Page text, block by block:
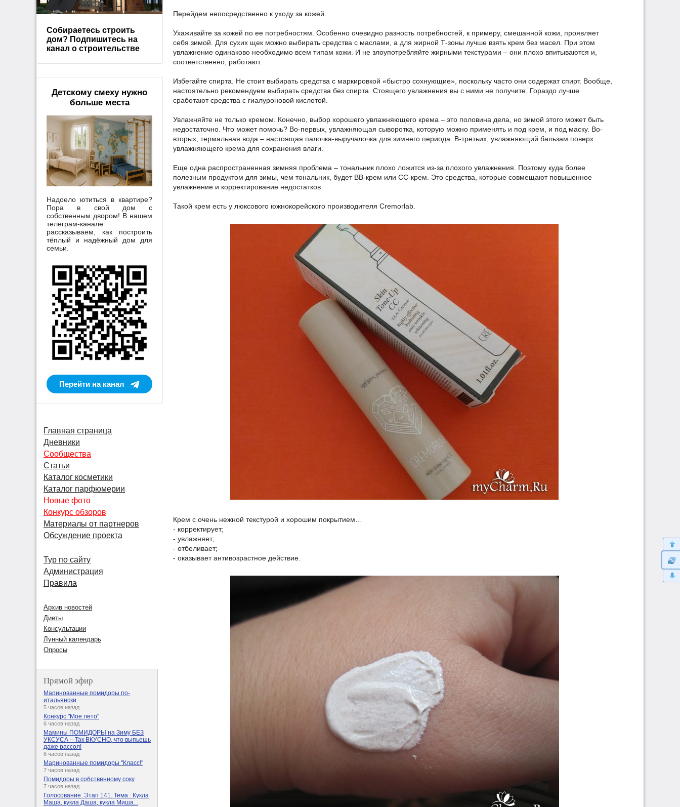
Перейдем непосредственно к уходу за кожей.
Ухаживайте за кожей по ее потребностям. Особенно очевидно разность потребностей, к примеру, смешанной кожи, проявляет
себя зимой. Для сухих щек можно выбирать средства с маслами, а для жирной Т-зоны лучше взять крем без масел. При этом
увлажнение одинаково необходимо всем типам кожи. И не злоупотребляйте жирными текстурами – они плохо впитываются и,
соответственно, работают.
Избегайте спирта. Не стоит выбирать средства с маркировкой «быстро сохнующие», поскольку часто они содержат спирт. Вообще,
настоятельно рекомендуем выбирать средства без спирта. Стоящего увлажнения вы с ними не получите. Гораздо лучше
сработают средства с гиалуроновой кислотой.
Увлажняйте не только кремом. Конечно, выбор хорошего увлажняющего крема – это половина дела, но зимой этого может быть
недостаточно. Что может помочь? Во-первых, увлажняющая сыворотка, которую можно применять и под крем, и под маску. Во-
вторых, термальная вода – настоящая палочка-выручалочка для зимнего периода. В-третьих, увлажняющий бальзам поверх
увлажняющего крема для сохранения влаги.
Еще одна распространенная зимняя проблема – тональник плохо ложится из-за плохого увлажнения. Поэтому куда более
полезным продуктом для зимы, чем тональник, будет ВВ-крем или СС-крем. Это средства, которые совмещают повышенное
увлажнение и корректирование недостатков.
Такой крем есть у люксового южнокорейского производителя Cremorlab.
Крем с очень нежной текстурой и хорошим покрытием…
- корректирует;
- увлажняет;
- отбеливает;
- оказывает антивозрастное действие.
Собираетесь строить
дом? Подпишитесь на
канал о строительстве
Детскому смеху нужно
больше места
Надоело ютиться в квартире?
Пора в свой дом с
собственным двором! В нашем
телеграм-канале
рассказываем, как построить
тёплый и надёжный дом для
семьи.
Перейти на канал
Главная страница
Дневники
Сообщества
Статьи
Каталог косметики
Каталог парфюмерии
Новые фото
Конкурс обзоров
Материалы от партнеров
Обсуждение проекта
Тур по сайту
Администрация
Правила
Архив новостей
Диеты
Консультации
Лунный календарь
Опросы
Прямой эфир
Маринованные помидоры по-
итальянски
5 часов назад
Конкурс "Мое лето"
6 часов назад
Мамины ПОМИДОРЫ на Зиму БЕЗ
УКСУСА – Так ВКУСНО, что выпьешь
даже рассол!
6 часов назад
Маринованные помидоры "Класс!"
7 часов назад
Помидоры в собственному соку
7 часов назад
Голосование. Этап 141. Тема : Кукла
Маша, кукла Даша, кукла Миша...